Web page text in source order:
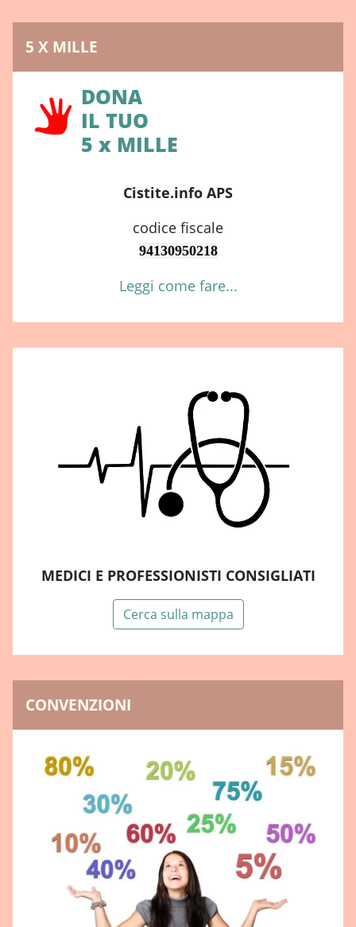
5 X MILLE
DONA
IL TUO
5 x MILLE
Cistite.info APS
codice fiscale
94130950218
Leggi come fare...
MEDICI E PROFESSIONISTI CONSIGLIATI
Cerca sulla mappa
CONVENZIONI